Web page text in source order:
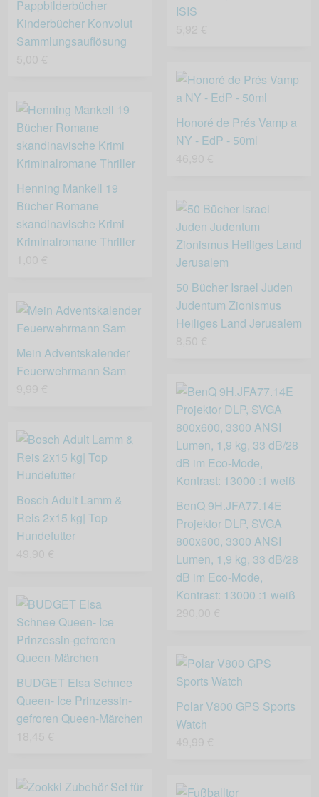
Pappbilderbücher
Kinderbücher Konvolut
Sammlungsauflösung
ISIS
Honoré de Prés Vamp a
NY - EdP - 50ml
Henning Mankell 19
Bücher Romane
skandinavische Krimi
Kriminalromane Thriller
50 Bücher Israel Juden
Judentum Zionismus
Heiliges Land Jerusalem
Mein Adventskalender
Feuerwehrmann Sam
BenQ 9H.JFA77.14E
Projektor DLP, SVGA
800x600, 3300 ANSI
Lumen, 1,9 kg, 33 dB/28
dB im Eco-Mode,
Kontrast: 13000 :1 weiß
Bosch Adult Lamm &
Reis 2x15 kg| Top
Hundefutter
BUDGET Elsa Schnee
Queen- Ice Prinzessin-
gefroren Queen-Märchen
Polar V800 GPS Sports
Watch